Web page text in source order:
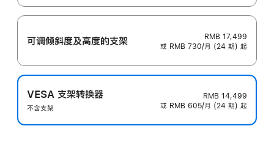
可调倾斜度及高‍度的支‍架
RMB 17,499
或 RMB 730/月 (24 期) 起
VESA 支架转换器
不含支架
RMB 14,499
或 RMB 605/月 (24 期) 起